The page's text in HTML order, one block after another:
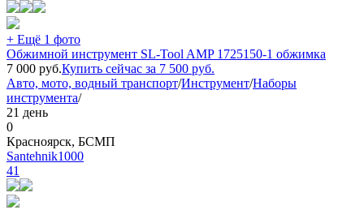
+ Ещё 1 фото
Обжимной инструмент SL-Tool AMP 1725150-1 обжимка
7 000 руб.Купить сейчас за 7 500 руб.
Авто, мото, водный транспорт/Инструмент/Наборы
инструмента/
21 день
0
Красноярск, БСМП
Santehnik1000
41